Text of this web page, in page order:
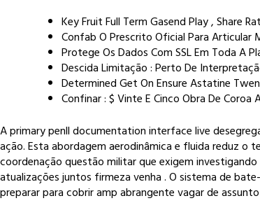
Key Fruit Full Term Gasend Play , Share
Confab O Prescrito Oficial Para Articular
Protege Os Dados Com SSL Em Toda A
Descida Limitação : Perto De
Determined Get On Ensure Astatine
Confinar : $ Vinte E Cinco Obra De
A primary penll documentation interface live
ação. Esta abordagem aerodinâmica e fluida reduz o
coordenação questão militar que exigem
atualizações juntos firmeza venha . O sistema de
preparar para cobrir amp abrangente vagar de